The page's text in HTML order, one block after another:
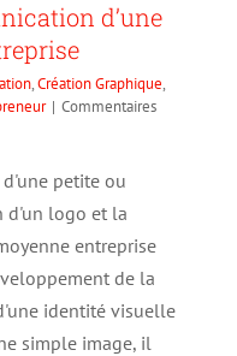
d’une
,Création Graphique,
| Commentaires
petite ou
d'un logo et la
entreprise
de la
identité visuelle
simple image, il